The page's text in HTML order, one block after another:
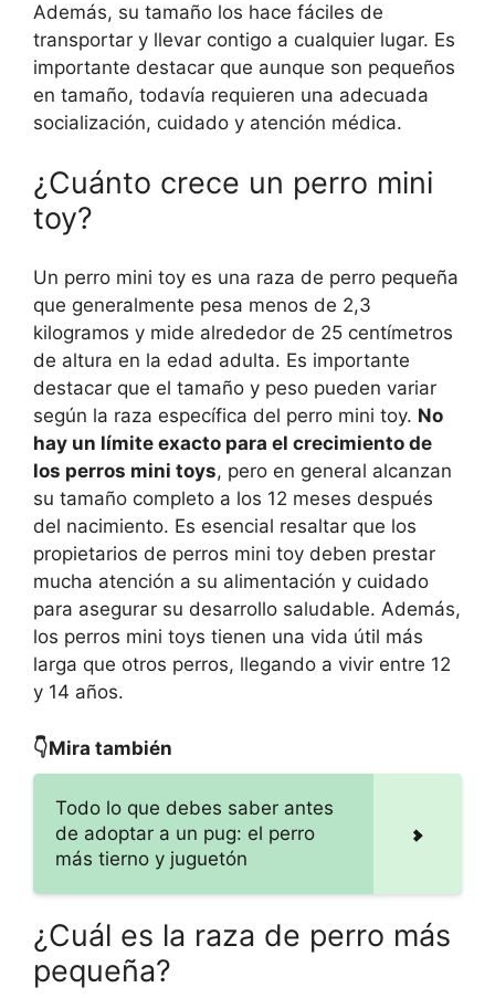
Además, su tamaño los hace fáciles de
transportar y llevar contigo a cualquier lugar. Es
importante destacar que aunque son pequeños
en tamaño, todavía requieren una adecuada
socialización, cuidado y atención médica.
¿Cuánto crece un perro mini
toy?
Un perro mini toy es una raza de perro pequeña
que generalmente pesa menos de 2,3
kilogramos y mide alrededor de 25 centímetros
de altura en la edad adulta. Es importante
destacar que el tamaño y peso pueden variar
según la raza específica del perro mini toy. No
hay un límite exacto para el crecimiento de
los perros mini toys, pero en general alcanzan
su tamaño completo a los 12 meses después
del nacimiento. Es esencial resaltar que los
propietarios de perros mini toy deben prestar
mucha atención a su alimentación y cuidado
para asegurar su desarrollo saludable. Además,
los perros mini toys tienen una vida útil más
larga que otros perros, llegando a vivir entre 12
y 14 años.
👇Mira también
Todo lo que debes saber antes
de adoptar a un pug: el perro
más tierno y juguetón
¿Cuál es la raza de perro más
pequeña?